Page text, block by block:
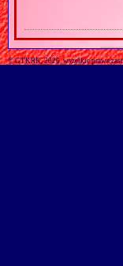
© GTKRK, 2026, wszelkie prawa